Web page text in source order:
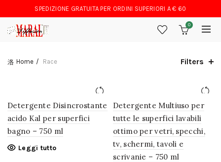
SPEDIZIONE GRATUITA PER ORDINI SUPERIORI A € 60
0
Home Race Filters
Detergente Disincrostante
acido Kal per superfici
bagno – 750 ml
Leggi tutto
Detergente Multiuso per
tutte le superfici lavabili
ottimo per vetri, specchi,
tv, schermi, tavoli e
scrivanie – 750 ml